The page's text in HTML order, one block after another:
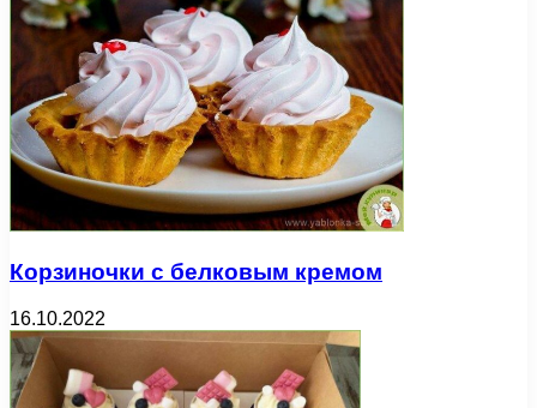
Корзиночки с белковым кремом
16.10.2022